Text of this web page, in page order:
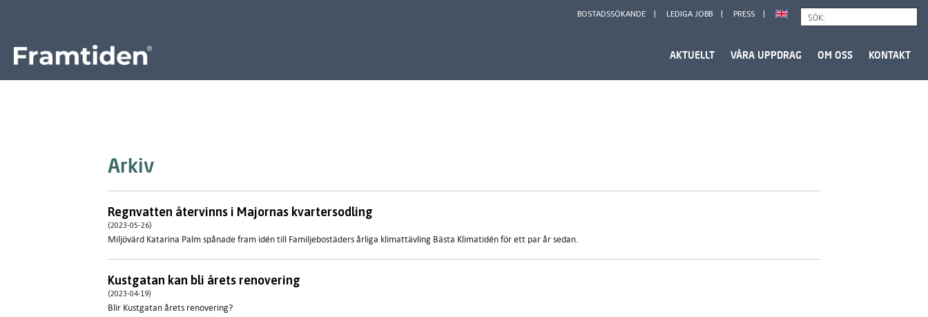
BOSTADSSÖKANDE LEDIGA JOBB PRESS
AKTUELLT VÅRA UPPDRAG OM OSS KONTAKT
Arkiv
Regnvatten återvinns i Majornas kvartersodling
(2023-05-26)
Miljövärd Katarina Palm spånade fram idén till Familjebostäders årliga klimattävling Bästa Klimatidén för ett par år sedan.
Kustgatan kan bli årets renovering
(2023-04-19)
Blir Kustgatan årets renovering?